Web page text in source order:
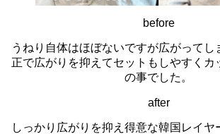
before
うねり自体はほぼないですが広がってし
正で広がりを抑えてセットもしやすくカ
の事でした。
after
しっかり広がりを抑え得意な韓国レイヤ